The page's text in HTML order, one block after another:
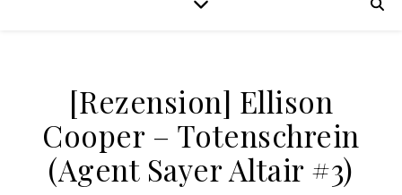
[Rezension] Ellison
Cooper – Totenschrein
(Agent Sayer Altair #3)